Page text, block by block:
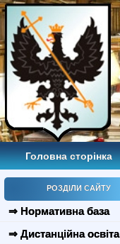
Головна сторінка
РОЗДІЛИ САЙТУ
⇒ Нормативна база
⇒ Дистанційна освіта